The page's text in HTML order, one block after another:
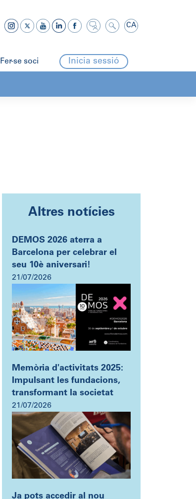
CA
Fer-se soci Inicia sessió
Altres notícies
DEMOS 2026 aterra a
Barcelona per celebrar el
seu 10è aniversari!
21/07/2026
Memòria d'activitats 2025:
Impulsant les fundacions,
transformant la societat
21/07/2026
Ja pots accedir al nou